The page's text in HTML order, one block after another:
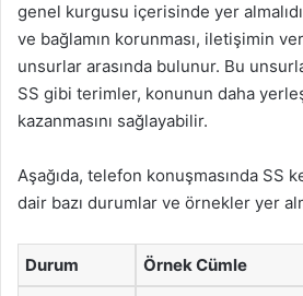
genel kurgusu içerisinde yer
ve bağlamın korunması, iletişimin
unsurlar arasında bulunur. Bu
SS gibi terimler, konunun daha
kazanmasını sağlayabilir.
Aşağıda, telefon konuşmasında SS
dair bazı durumlar ve örnekler yer
Durum Örnek Cümle